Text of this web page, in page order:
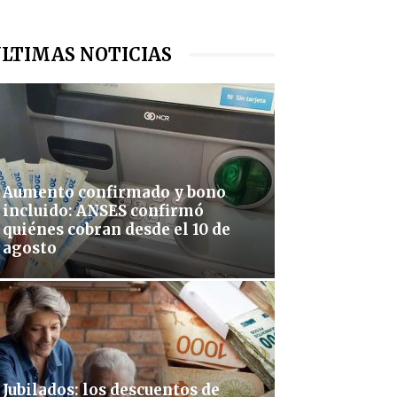
NOTICIAS
Aumento confirmado y bono
incluido: ANSES confirmó
quiénes cobran desde el 10 de
agosto
Jubilados: los descuentos de